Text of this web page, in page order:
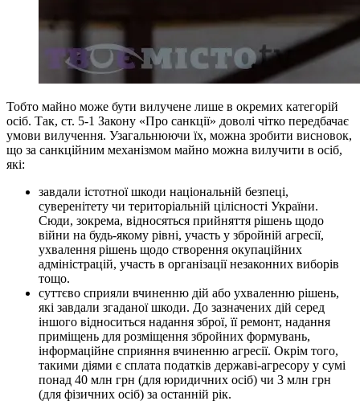
Тобто майно може бути вилучене лише в окремих категорій
осіб. Так, ст. 5-1 Закону «Про санкції» доволі чітко передбачає
умови вилучення. Узагальнюючи їх, можна зробити висновок,
що за санкційним механізмом майно можна вилучити в осіб,
які:
завдали істотної шкоди національній безпеці,
суверенітету чи територіальній цілісності України.
Сюди, зокрема, відносяться прийняття рішень щодо
війни на будь-якому рівні, участь у збройній агресії,
ухвалення рішень щодо створення окупаційних
адміністрацій, участь в організації незаконних виборів
тощо.
суттєво сприяли вчиненню дій або ухваленню рішень,
які завдали згаданої шкоди. До зазначених дій серед
іншого відноситься надання зброї, її ремонт, надання
приміщень для розміщення збройних формувань,
інформаційне сприяння вчиненню агресії. Окрім того,
такими діями є сплата податків державі-агресору у сумі
понад 40 млн грн (для юридичних осіб) чи 3 млн грн
(для фізичних осіб) за останній рік.